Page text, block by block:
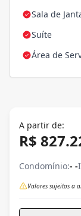
Sala de
Suíte
Área de
A partir de:
R$
Condomínio:- -
Valores sujeitos a